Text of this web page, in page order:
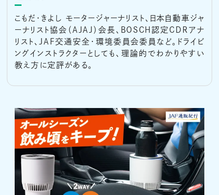
こもだ・きよし モータージャーナリスト、日本自動車ジャ
ーナリスト協会（AJAJ）会長、BOSCH認定CDRアナ
リスト、JAF交通安全・環境委員会委員など。ドライビ
ングインストラクターとしても、理論的でわかりやすい
教え方に定評がある。